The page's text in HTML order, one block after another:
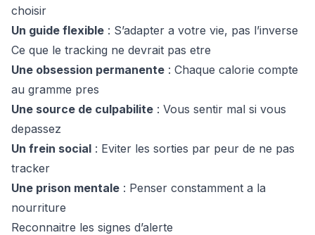
choisir
Un guide flexible : S’adapter a votre vie, pas l’inverse
Ce que le tracking ne devrait pas etre
Une obsession permanente : Chaque calorie compte
au gramme pres
Une source de culpabilite : Vous sentir mal si vous
depassez
Un frein social : Eviter les sorties par peur de ne pas
tracker
Une prison mentale : Penser constamment a la
nourriture
Reconnaitre les signes d’alerte